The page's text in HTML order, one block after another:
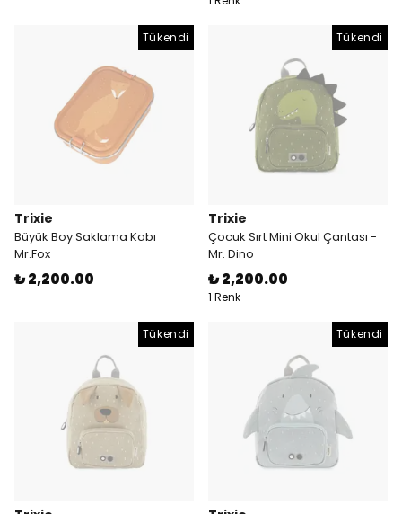
Tükendi
Trixie
Büyük Boy Saklama Kabı
Mr.Fox
₺ 2,200.00
Tükendi
Trixie
Çocuk Sırt Mini Okul Çantası -
Mr. Dino
₺ 2,200.00
1 Renk
Tükendi Tükendi